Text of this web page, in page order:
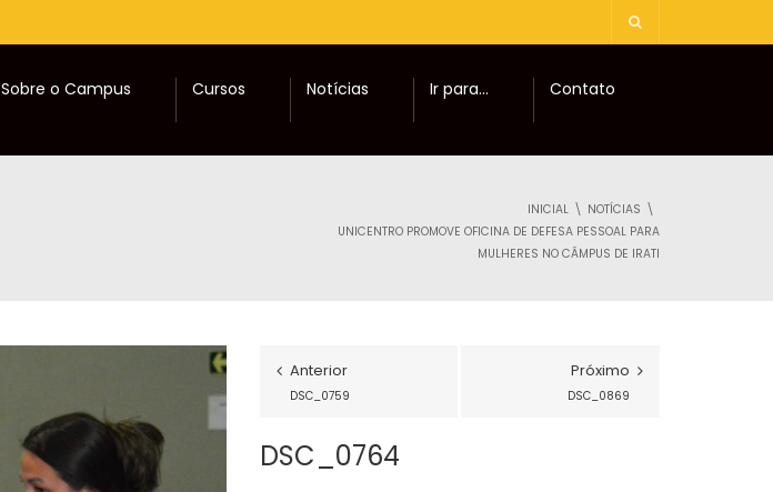
Sobre o Campus Cursos Notícias Ir para… Contato
INICIAL
NOTÍCIAS
UNICENTRO PROMOVE OFICINA DE DEFESA PESSOAL PARA
MULHERES NO CÂMPUS DE IRATI
Anterior
DSC_0759
Próximo
DSC_0869
DSC_0764